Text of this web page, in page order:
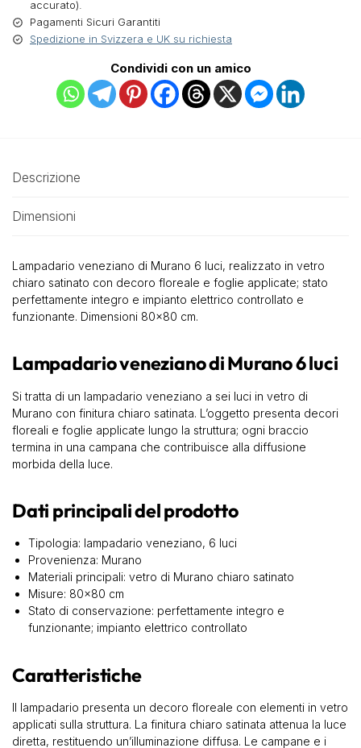
accurato).
Pagamenti Sicuri Garantiti
Spedizione in Svizzera e UK su richiesta
Condividi con un amico
Descrizione
Dimensioni
Lampadario veneziano di Murano 6 luci, realizzato in vetro
chiaro satinato con decoro floreale e foglie applicate; stato
perfettamente integro e impianto elettrico controllato e
funzionante. Dimensioni 80×80 cm.
Lampadario veneziano di Murano 6 luci
Si tratta di un lampadario veneziano a sei luci in vetro di
Murano con finitura chiaro satinata. L’oggetto presenta decori
floreali e foglie applicate lungo la struttura; ogni braccio
termina in una campana che contribuisce alla diffusione
morbida della luce.
Dati principali del prodotto
Tipologia: lampadario veneziano, 6 luci
Provenienza: Murano
Materiali principali: vetro di Murano chiaro satinato
Misure: 80×80 cm
Stato di conservazione: perfettamente integro e
funzionante; impianto elettrico controllato
Caratteristiche
Il lampadario presenta un decoro floreale con elementi in vetro
applicati sulla struttura. La finitura chiaro satinata attenua la luce
diretta, restituendo un’illuminazione diffusa. Le campane e i